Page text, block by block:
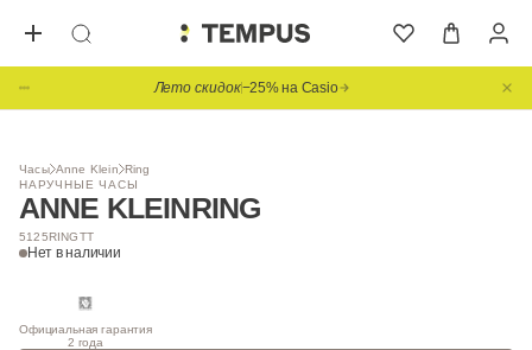
Лето скидок−25% на Casio
Часы Anne Klein Ring
НАРУЧНЫЕ ЧАСЫ
ANNE KLEINRING
5125RINGTT
Нет в наличии
1/ 6
Официальная гарантия
2 года